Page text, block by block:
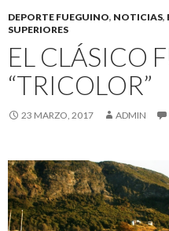
DEPORTE FUEGUINO, NOTICIAS,
SUPERIORES
EL CLÁSICO
“TRICOLOR”
23 MARZO, 2017 ADMIN